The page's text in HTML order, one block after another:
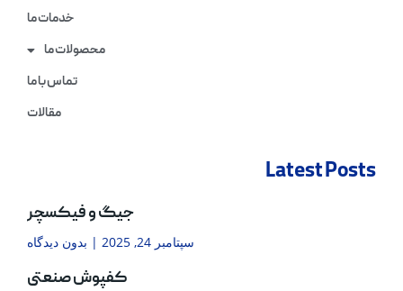
خدمات ما
محصولات ما
تماس با ما
مقالات
Latest Posts
جیگ و فیکسچر
سپتامبر 24, 2025 بدون دیدگاه
کفپوش صنعتی